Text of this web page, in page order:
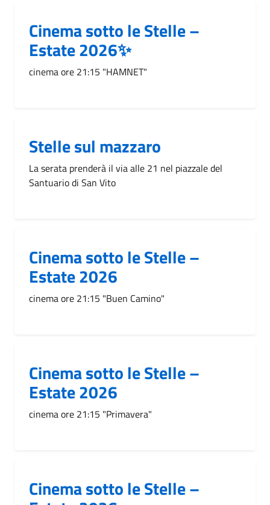
Cinema sotto le Stelle –
Estate 2026✨
cinema ore 21:15 "HAMNET"
Stelle sul mazzaro
La serata prenderà il via alle 21 nel piazzale del
Santuario di San Vito
Cinema sotto le Stelle –
Estate 2026
cinema ore 21:15 "Buen Camino"
Cinema sotto le Stelle –
Estate 2026
cinema ore 21:15 "Primavera"
Cinema sotto le Stelle –